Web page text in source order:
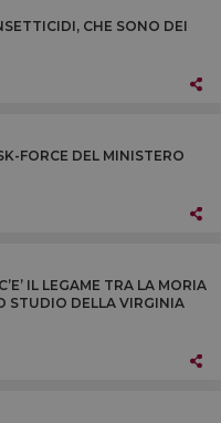
CHE SONO DEI
FORCE DEL MINISTERO
IL LEGAME TRA LA MORIA
STUDIO DELLA VIRGINIA